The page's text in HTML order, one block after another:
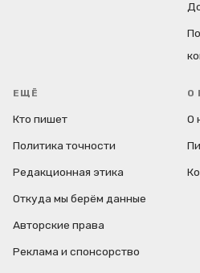
ЕЩЁ
Кто пишет
Политика точности
Редакционная этика
Откуда мы берём данные
Авторские права
Реклама и спонсорство
О
О